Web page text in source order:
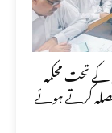
کے تحت محکمہ
کرتے ہوئے